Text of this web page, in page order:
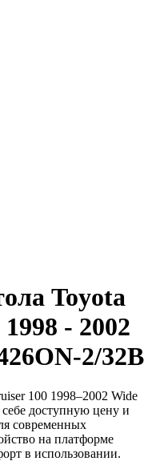
Toyota
- 2002
2/32B
100 1998–2002 Wide
доступную цену и
современных
на платформе
в использовании.